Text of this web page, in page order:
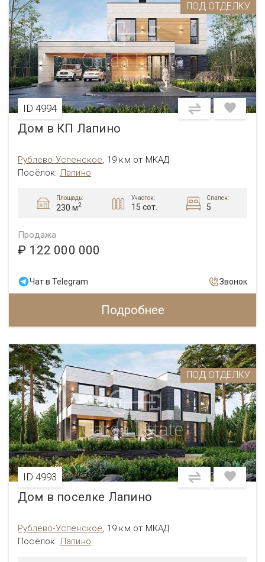
ПОД ОТДЕЛКУ
ID 4994
Дом в КП Лапино
Рублево-Успенское, 19 км от МКАД
Посёлок: Лапино
Площадь:
230 м2
Участок:
15 сот.
Спален:
5
Продажа
₽ 122 000 000
Чат в Telegram Звонок
Подробнее
ПОД ОТДЕЛКУ
ID 4993
Дом в поселке Лапино
Рублево-Успенское, 19 км от МКАД
Посёлок: Лапино